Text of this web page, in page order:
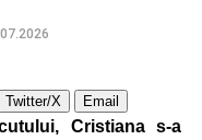
a fost atelierul
unde copiii au
să îi ajute să își
aspirațiile și să ia
Twitter/X Email
Cristiana s-a